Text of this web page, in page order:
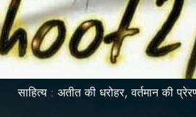
साहित्य : अतीत की धरोहर, वर्तमान की